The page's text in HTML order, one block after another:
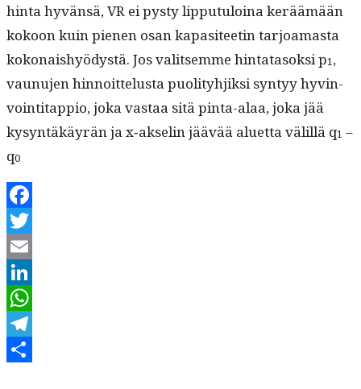
hin­ta hyvän­sä, VR ei pysty lip­putu­loina keräämään
kokoon kuin pienen osan kap­a­siteetin tar­joa­mas­ta
kokon­aishyödys­tä. Jos val­it­semme hin­tata­sok­si p1,
vaunu­jen hin­noit­telus­ta puoli­ty­hjik­si syn­tyy hyv­in­
voin­ti­tap­pio, joka vas­taa sitä pin­ta-alaa, joka jää
kysyn­täkäyrän ja x‑akselin jäävää aluet­ta välil­lä q1 –
q0
Facebook
Twitter
Email
LinkedIn
WhatsApp
Telegram